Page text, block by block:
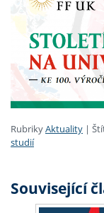
RubrikyAktuality |
studií
Související